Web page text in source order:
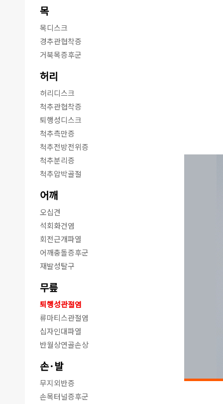
목
목디스크
경추관협착증
거북목증후군
허리
허리디스크
척추관협착증
퇴행성디스크
척추측만증
척추전방전위증
척추분리증
척추압박골절
어깨
오십견
석회화건염
회전근개파열
어깨충돌증후군
재발성탈구
무릎
퇴행성관절염
류마티스관절염
십자인대파열
반월상연골손상
손·발
무지외반증
손목터널증후군